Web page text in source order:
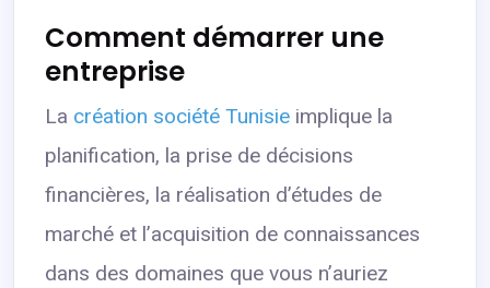
Comment démarrer une
entreprise
La création société Tunisie implique la
planification, la prise de décisions
financières, la réalisation d’études de
marché et l’acquisition de connaissances
dans des domaines que vous n’auriez